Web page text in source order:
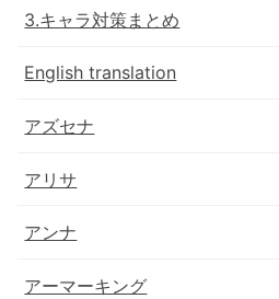
3.キャラ対策まとめ
English translation
アズセナ
アリサ
アンナ
アーマーキング